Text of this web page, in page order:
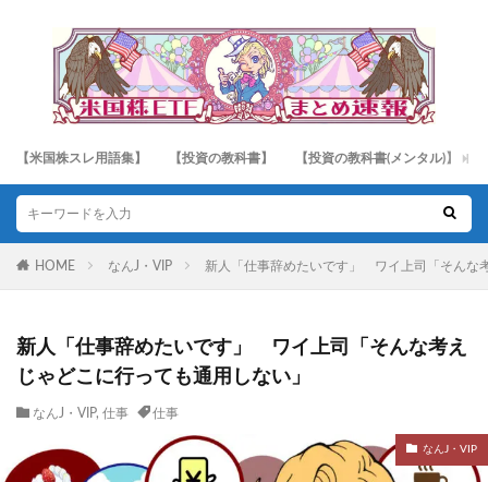
【米国株スレ用語集】 【投資の教科書】 【投資の教科書(メンタル)】
HOME なんJ・VIP 新人「仕事辞めたいです」 ワイ上司「そんな
新人「仕事辞めたいです」 ワイ上司「そんな考え
じゃどこに行っても通用しない」
なんJ・VIP, 仕事 仕事
なんJ・VIP